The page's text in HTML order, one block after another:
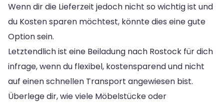
Wenn dir die Lieferzeit jedoch nicht so wichtig ist und
du Kosten sparen möchtest, könnte dies eine gute
Option sein.
Letztendlich ist eine Beiladung nach Rostock für dich
infrage, wenn du flexibel, kostensparend und nicht
auf einen schnellen Transport angewiesen bist.
Überlege dir, wie viele Möbelstücke oder